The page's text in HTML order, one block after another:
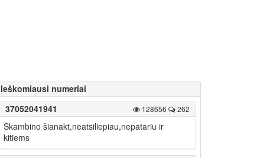
Ieškomiausi numeriai
37052041941
128656 262
Skambino šianakt,neatsiliepiau,nepatariu ir
kitiems